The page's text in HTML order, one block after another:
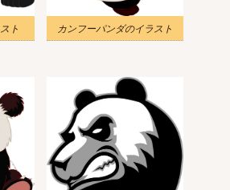
ト カンフーパンダのイラスト